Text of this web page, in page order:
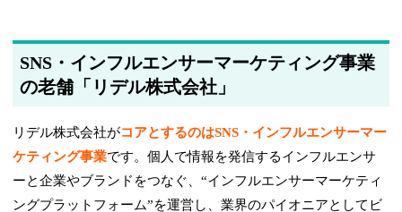
SNS・インフルエンサーマーケティング事業
の老舗「リデル株式会社」
リデル株式会社がコアとするのはSNS・インフルエンサーマー
ケティング事業です。個人で情報を発信するインフルエンサ
ーと企業やブランドをつなぐ、“インフルエンサーマーケティ
ングプラットフォーム”を運営し、業界のパイオニアとしてビ